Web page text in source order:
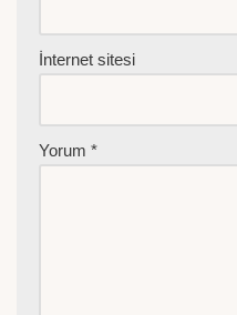
İnternet sitesi
Yorum *